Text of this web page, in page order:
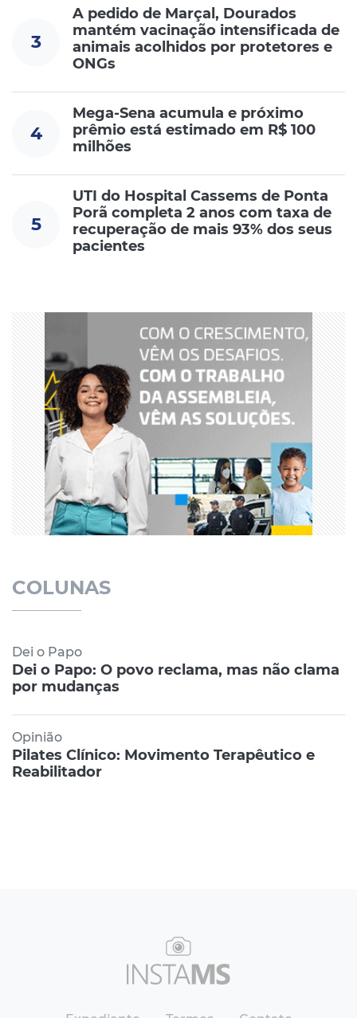
3
A pedido de Marçal, Dourados
mantém vacinação intensificada de
animais acolhidos por protetores e
ONGs
4
Mega-Sena acumula e próximo
prêmio está estimado em R$ 100
milhões
5
UTI do Hospital Cassems de Ponta
Porã completa 2 anos com taxa de
recuperação de mais 93% dos seus
pacientes
COLUNAS
Dei o Papo
Dei o Papo: O povo reclama, mas não clama
por mudanças
Opinião
Pilates Clínico: Movimento Terapêutico e
Reabilitador